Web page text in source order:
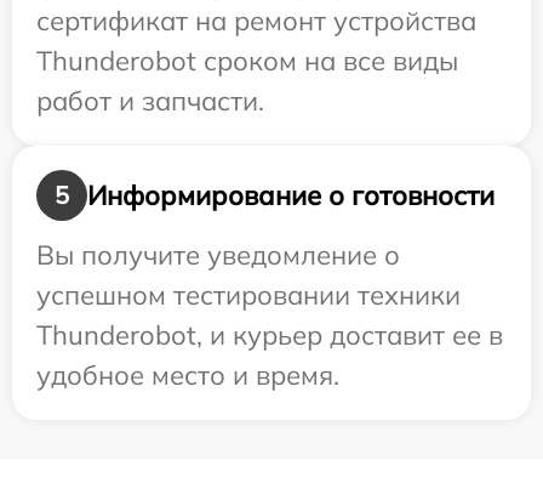
сертификат на ремонт устройства
Thunderobot сроком на все виды
работ и запчасти.
5
Информирование о готовности
Вы получите уведомление о
успешном тестировании техники
Thunderobot, и курьер доставит ее в
удобное место и время.